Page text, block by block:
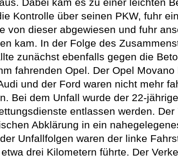
Kontrolle über seinen PKW, fuhr
von dieser abgewiesen und fuhr
kam. In der Folge des
zunächst ebenfalls gegen die
fahrenden Opel. Der Opel
und der Ford waren nicht mehr
Bei dem Unfall wurde der 22-
entlassen werden.
Abklärung in ein
Unfallfolgen waren der linke
drei Kilometern führte. Der